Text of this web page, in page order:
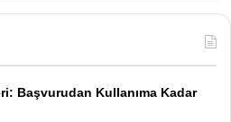
Başvurudan Kullanıma Kadar